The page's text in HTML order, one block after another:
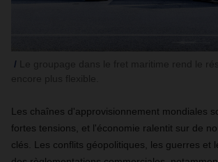
Les chaînes d'approvisionnement mondiales
fortes tensions, et l'économie ralentit sur de
clés. Les conflits géopolitiques, les guerres et